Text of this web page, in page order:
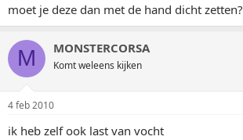
moet je deze dan met de hand dicht zetten?
M MONSTERCORSA
Komt weleens kijken
4 feb 2010
ik heb zelf ook last van vocht